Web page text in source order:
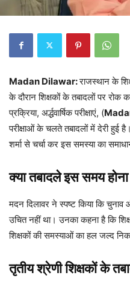
Madan Dilawar:राजस्थान के
के दौरान शिक्षकों के तबादलों पर रोक
प्रक्रिया, अर्द्धवार्षिक परीक्षाएं, (
परीक्षाओं के चलते तबादलों में देरी हुई
शर्मा से चर्चा कर इस समस्या का
क्या तबादले इस समय
मदन दिलावर ने स्पष्ट किया कि चुनाव
उचित नहीं था। उनका कहना है कि
शिक्षकों की समस्याओं का हल जल्द
तृतीय श्रेणी शिक्षकों के